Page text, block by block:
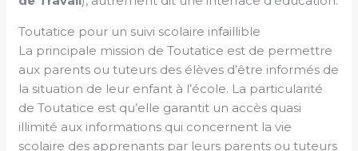
Toutatice pour un suivi scolaire infaillible
La principale mission de Toutatice est de permettre
aux parents ou tuteurs des élèves d’être informés de
la situation de leur enfant à l’école. La particularité
de Toutatice est qu’elle garantit un accès quasi
illimité aux informations qui concernent la vie
scolaire des apprenants par leurs parents ou tuteurs